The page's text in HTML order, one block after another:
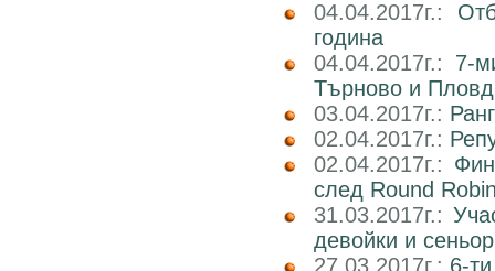
04.04.2017г.:
година
04.04.2017г.: 7-
Търново и
03.04.2017г.:
02.04.2017г.:
02.04.2017г.:
след Round
31.03.2017г.:
девойки и
27.03.2017г.: 6-